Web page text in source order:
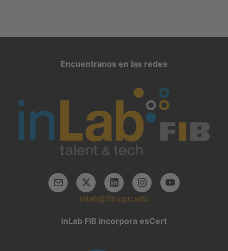
Navegación
Encuentranos en las redes
inlab@fib.upc.edu
inLab FIB incorpora esCert